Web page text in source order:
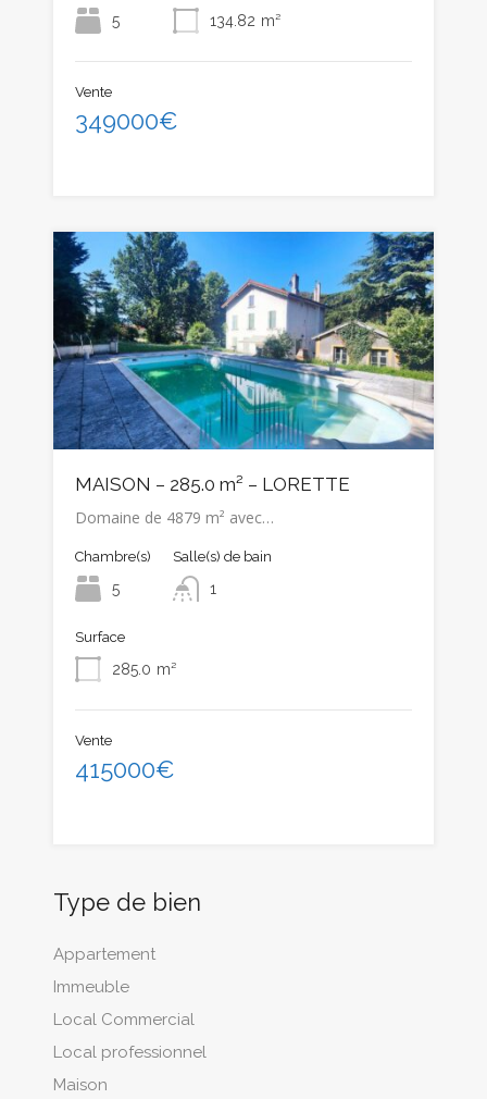
5 134.82 m²
Vente
349000€
MAISON – 285.0 m² – LORETTE
Domaine de 4879 m² avec…
Chambre(s)
5
Salle(s) de bain
1
Surface
285.0 m²
Vente
415000€
Type de bien
Appartement
Immeuble
Local Commercial
Local professionnel
Maison